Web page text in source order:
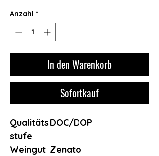
Anzahl *
In den Warenkorb
Sofortkauf
Qualitäts
stufe
DOC/DOP
Weingut Zenato